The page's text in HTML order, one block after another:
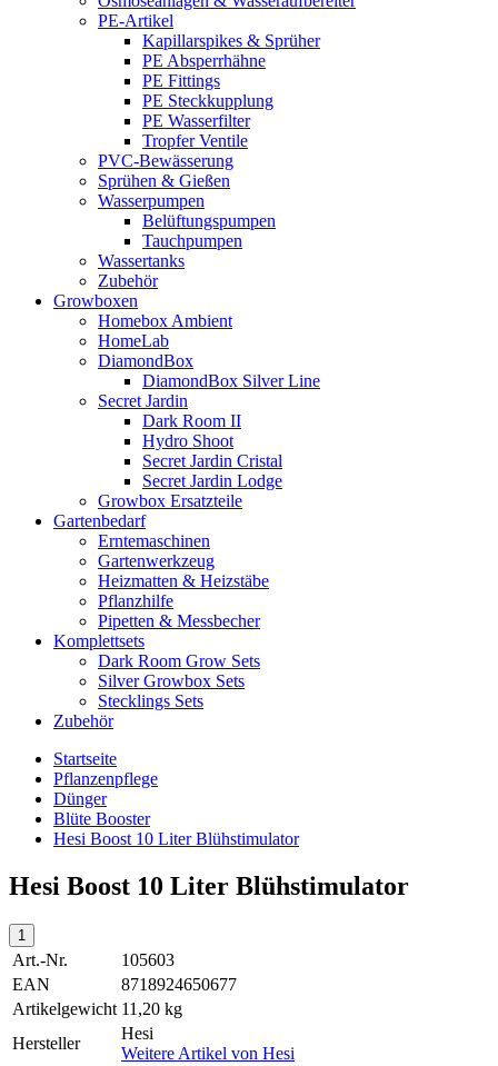
PE-Artikel
Kapillarspikes & Sprüher
PE Absperrhähne
PE Fittings
PE Steckkupplung
PE Wasserfilter
Tropfer Ventile
PVC-Bewässerung
Sprühen & Gießen
Wasserpumpen
Belüftungspumpen
Tauchpumpen
Wassertanks
Zubehör
Growboxen
Homebox Ambient
HomeLab
DiamondBox
DiamondBox Silver Line
Secret Jardin
Dark Room II
Hydro Shoot
Secret Jardin Cristal
Secret Jardin Lodge
Growbox Ersatzteile
Gartenbedarf
Erntemaschinen
Gartenwerkzeug
Heizmatten & Heizstäbe
Pflanzhilfe
Pipetten & Messbecher
Komplettsets
Dark Room Grow Sets
Silver Growbox Sets
Stecklings Sets
Zubehör
Startseite
Pflanzenpflege
Dünger
Blüte Booster
Hesi Boost 10 Liter Blühstimulator
Hesi Boost 10 Liter Blühstimulator
Art.-Nr.
105603
EAN
8718924650677
Artikelgewicht 11,20 kg
Hersteller
Hesi
Weitere Artikel von Hesi